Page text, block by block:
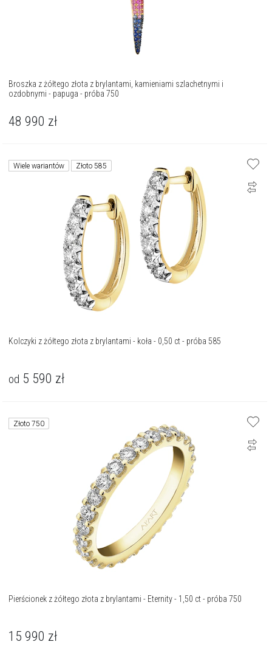
Broszka z żółtego złota z brylantami, kamieniami szlachetnymi i
ozdobnymi - papuga - próba 750
48 990 zł
Wiele wariantów Złoto 585
Kolczyki z żółtego złota z brylantami - koła - 0,50 ct - próba 585
od 5 590 zł
Złoto 750
Pierścionek z żółtego złota z brylantami - Eternity - 1,50 ct - próba 750
15 990 zł